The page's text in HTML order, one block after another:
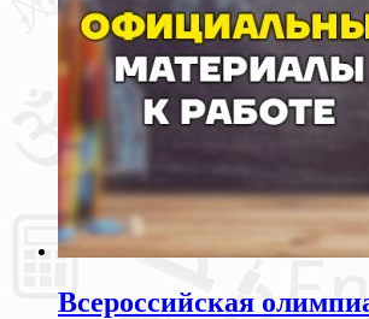
Всероссийская